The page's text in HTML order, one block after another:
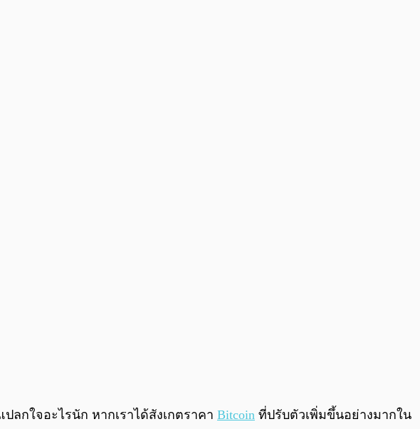
0:00/ 0:00
ลกใจอะไรนัก หากเราได้สังเกตราคา Bitcoin ที่ปรับตัวเพิ่มขึ้นอย่างมากใน